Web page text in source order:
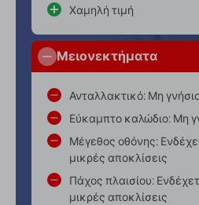
Χαμηλή τιμή
Μειονεκτήματα
Ανταλλακτικό: Μη
Εύκαμπτο καλώδιο: Μη
Μέγεθος οθόνης:
μικρές αποκλίσεις
Πάχος πλαισίου:
μικρές αποκλίσεις